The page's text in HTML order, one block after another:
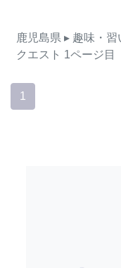
鹿児島県 ▸ 趣味・習
クエスト 1ページ目
1